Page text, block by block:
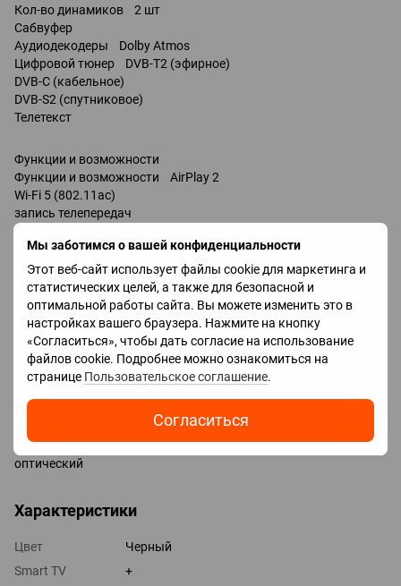
Мы заботимся о вашей конфиденциальности
Этот веб-сайт использует файлы cookie для маркетинга и
статистических целей, а также для безопасной и
оптимальной работы сайта. Вы можете изменить это в
настройках вашего браузера. Нажмите на кнопку
«Согласиться», чтобы дать согласие на использование
файлов cookie. Подробнее можно ознакомиться на
странице Пользовательское соглашение.
Согласиться
Кол-во динамиков 2 шт
Сабвуфер
Аудиодекодеры Dolby Atmos
Цифровой тюнер DVB-T2 (эфирное)
DVB-C (кабельное)
DVB-S2 (спутниковое)
Телетекст
Функции и возможности
Функции и возможности AirPlay 2
Wi-Fi 5 (802.11ac)
запись телепередач
Miracast
Bluetooth v 5.0
поддержка DLNA
управление голосом
мультимедийный (аэропульт)
Amazon Alexa
Google Assistant
Разъемы
Входы USB 3 шт
HDMI 4 шт
Выходы mini-Jack (3.5 мм) наушники
оптический
Характеристики
Цвет
Черный
Smart TV
+